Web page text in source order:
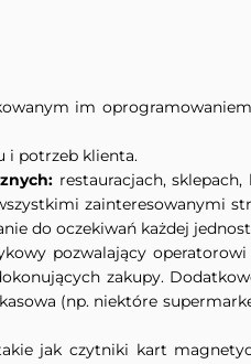
im
i potrzeb klienta.
:restauracjach, sklepach,
zainteresowanymi
do oczekiwań każdej
pozwalający
zakupy.
(np. niektóre
jak czytniki kart